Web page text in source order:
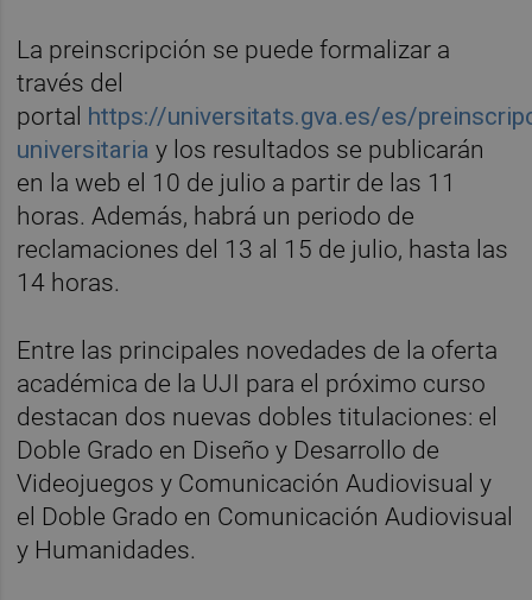
La preinscripción se puede formalizar a
través del
portal https://universitats.gva.es/es/
universitaria y los resultados se publicarán
en la web el 10 de julio a partir de las 11
horas. Además, habrá un periodo de
reclamaciones del 13 al 15 de julio, hasta las
14 horas.
Entre las principales novedades de la oferta
académica de la UJI para el próximo curso
destacan dos nuevas dobles titulaciones: el
Doble Grado en Diseño y Desarrollo de
Videojuegos y Comunicación Audiovisual y
el Doble Grado en Comunicación Audiovisual
y Humanidades.